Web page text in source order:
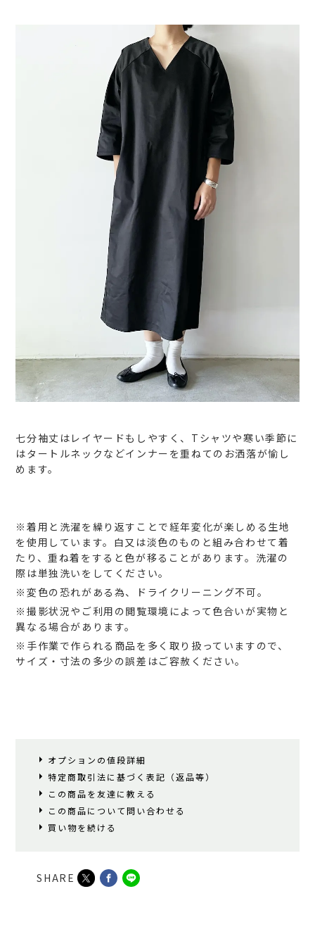
七分袖丈はレイヤードもしやすく、Tシャツや寒い季節に
はタートルネックなどインナーを重ねてのお洒落が愉し
めます。
※着用と洗濯を繰り返すことで経年変化が楽しめる生地
を使用しています。白又は淡色のものと組み合わせて着
たり、重ね着をすると色が移ることがあります。洗濯の
際は単独洗いをしてください。
※変色の恐れがある為、ドライクリーニング不可。
※撮影状況やご利用の閲覧環境によって色合いが実物と
異なる場合があります。
※手作業で作られる商品を多く取り扱っていますので、
サイズ・寸法の多少の誤差はご容赦ください。
オプションの値段詳細
特定商取引法に基づく表記（返品等）
この商品を友達に教える
この商品について問い合わせる
買い物を続ける
SHARE